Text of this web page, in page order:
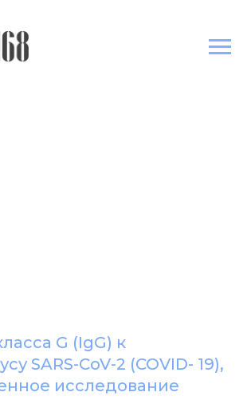
G (IgG) к
SARS-CoV-2 (COVID- 19),
исследование